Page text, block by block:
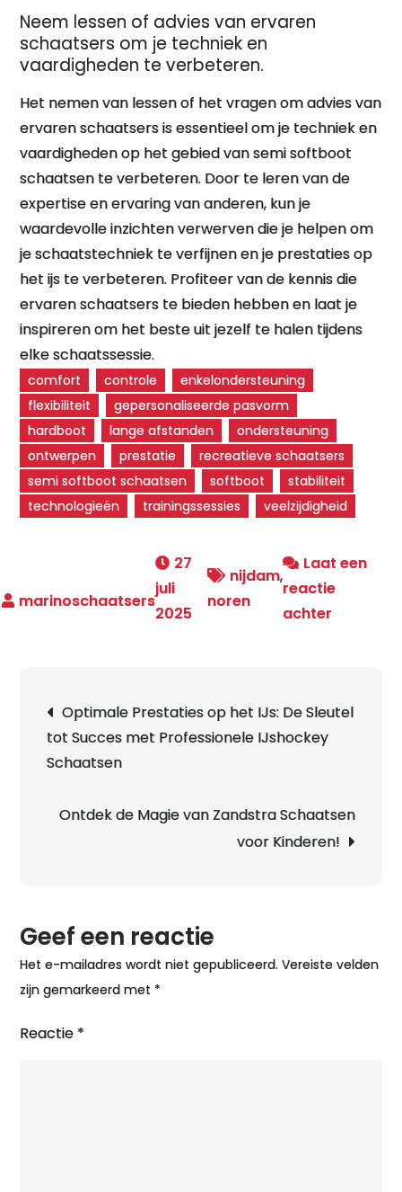
Neem lessen of advies van ervaren
schaatsers om je techniek en
vaardigheden te verbeteren.
Het nemen van lessen of het vragen om advies van
ervaren schaatsers is essentieel om je techniek en
vaardigheden op het gebied van semi softboot
schaatsen te verbeteren. Door te leren van de
expertise en ervaring van anderen, kun je
waardevolle inzichten verwerven die je helpen om
je schaatstechniek te verfijnen en je prestaties op
het ijs te verbeteren. Profiteer van de kennis die
ervaren schaatsers te bieden hebben en laat je
inspireren om het beste uit jezelf te halen tijdens
elke schaatssessie.
comfort controle
enkelondersteuning
flexibiliteit
gepersonaliseerde pasvorm
hardboot
lange afstanden
ondersteuning
ontwerpen
prestatie
recreatieve schaatsers
semi softboot schaatsen
softboot
stabiliteit
technologieën
trainingssessies veelzijdigheid
27
juli
2025
nijdam,
noren
Laat een
reactie
achterop
Prestatie
Optimale Prestaties op het IJs: De Sleutel
tot Succes met Professionele IJshockey
Schaatsen
Ontdek de Magie van Zandstra Schaatsen
voor Kinderen!
Geef een reactie
Het e-mailadres wordt niet gepubliceerd. Vereiste velden
zijn gemarkeerd met *
Reactie *